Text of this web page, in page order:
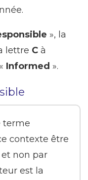
», la
lettre C à
Informed ».
terme
contexte être
et non par
est la